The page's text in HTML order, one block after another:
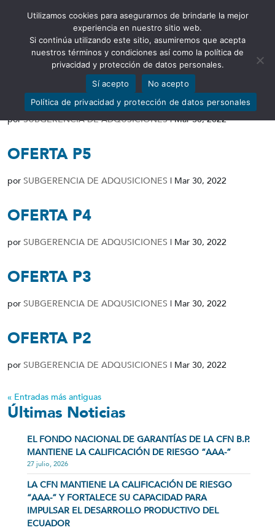
Abrir barra de herramientas
OFERTA P6
porSUBGERENCIA DE ADQUSICIONES|Mar 30, 2022
OFERTA P5
por SUBGERENCIA DE ADQUSICIONES | Mar 30, 2022
OFERTA P4
por SUBGERENCIA DE ADQUSICIONES | Mar 30, 2022
OFERTA P3
por SUBGERENCIA DE ADQUSICIONES | Mar 30, 2022
OFERTA P2
por SUBGERENCIA DE ADQUSICIONES | Mar 30, 2022
« Entradas más antiguas
Últimas Noticias
EL FONDO NACIONAL DE GARANTÍAS DE LA CFN B.P.
MANTIENE LA CALIFICACIÓN DE RIESGO “AAA-”
27 julio, 2026
LA CFN MANTIENE LA CALIFICACIÓN DE RIESGO
“AAA-” Y FORTALECE SU CAPACIDAD PARA
IMPULSAR EL DESARROLLO PRODUCTIVO DEL
ECUADOR
Utilizamos cookies para asegurarnos de brindarle la mejor
experiencia en nuestro sitio web.
Si continúa utilizando este sitio, asumiremos que acepta
nuestros términos y condiciones así como la política de
privacidad y protección de datos personales.
Sí acepto
No acepto
Política de privacidad y protección de datos personales